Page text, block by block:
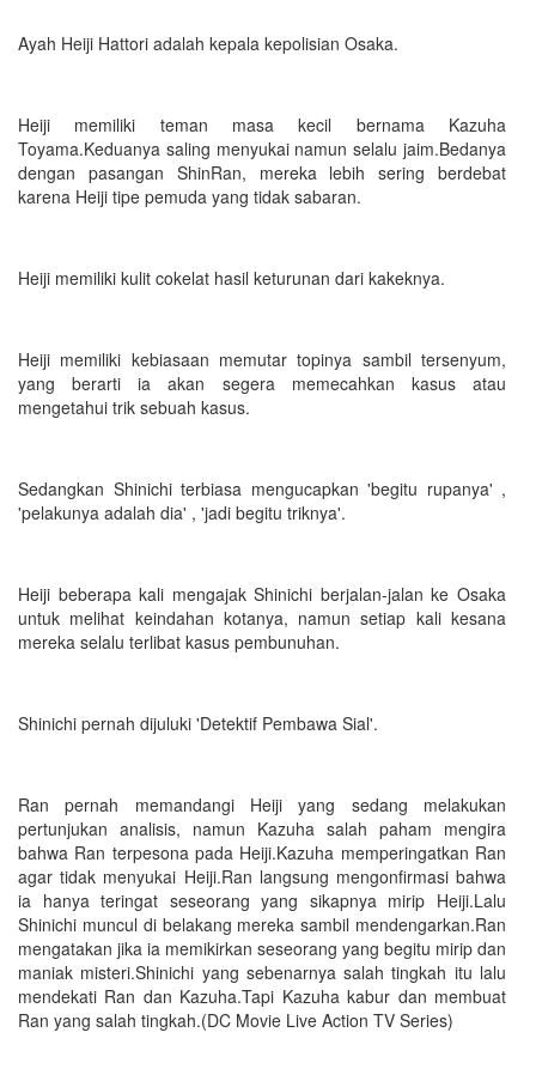
Ayah Heiji Hattori adalah kepala kepolisian Osaka.
Heiji memiliki teman masa kecil bernama Kazuha
Toyama.Keduanya saling menyukai namun selalu jaim.Bedanya
dengan pasangan ShinRan, mereka lebih sering berdebat
karena Heiji tipe pemuda yang tidak sabaran.
Heiji memiliki kulit cokelat hasil keturunan dari kakeknya.
Heiji memiliki kebiasaan memutar topinya sambil tersenyum,
yang berarti ia akan segera memecahkan kasus atau
mengetahui trik sebuah kasus.
Sedangkan Shinichi terbiasa mengucapkan 'begitu rupanya' ,
'pelakunya adalah dia' , 'jadi begitu triknya'.
Heiji beberapa kali mengajak Shinichi berjalan-jalan ke Osaka
untuk melihat keindahan kotanya, namun setiap kali kesana
mereka selalu terlibat kasus pembunuhan.
Shinichi pernah dijuluki 'Detektif Pembawa Sial'.
Ran pernah memandangi Heiji yang sedang melakukan
pertunjukan analisis, namun Kazuha salah paham mengira
bahwa Ran terpesona pada Heiji.Kazuha memperingatkan Ran
agar tidak menyukai Heiji.Ran langsung mengonfirmasi bahwa
ia hanya teringat seseorang yang sikapnya mirip Heiji.Lalu
Shinichi muncul di belakang mereka sambil mendengarkan.Ran
mengatakan jika ia memikirkan seseorang yang begitu mirip dan
maniak misteri.Shinichi yang sebenarnya salah tingkah itu lalu
mendekati Ran dan Kazuha.Tapi Kazuha kabur dan membuat
Ran yang salah tingkah.(DC Movie Live Action TV Series)